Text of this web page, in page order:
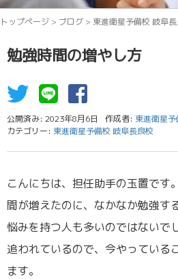
トップページ > ブログ > 東進衛星予備校 岐阜
勉強時間の増やし方
公開済み: 2023年8月6日 作成者: 東進衛星
カテゴリー: 東進衛星予備校 岐阜長良校
こんにちは、担任助手の玉置です
間が増えたのに、なかなか勉強す
悩みを持つ人も多いのではないで
追われているので、今やっている
ます。